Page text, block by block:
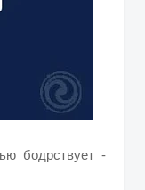
бодрствует -